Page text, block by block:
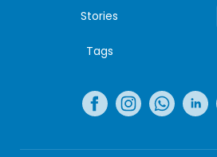
Stories
Tags